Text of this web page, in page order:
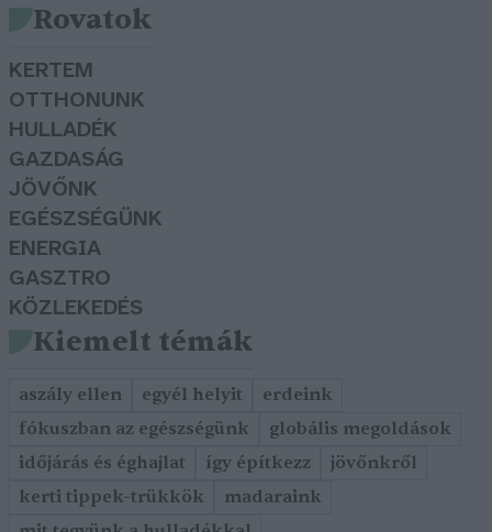
Rovatok
KERTEM
OTTHONUNK
HULLADÉK
GAZDASÁG
JÖVŐNK
EGÉSZSÉGÜNK
ENERGIA
GASZTRO
KÖZLEKEDÉS
Kiemelt témák
aszály ellen egyél helyit
erdeink
fókuszban az egészségünk
globális megoldások
időjárás és éghajlat
így építkezz
jövőnkről
kerti tippek-trükkök
madaraink